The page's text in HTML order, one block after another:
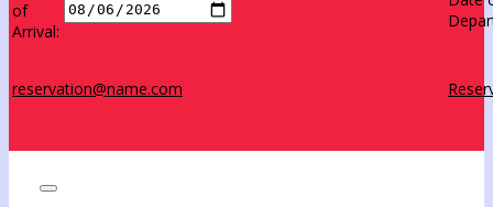
of
Arrival:
reservation@name.com